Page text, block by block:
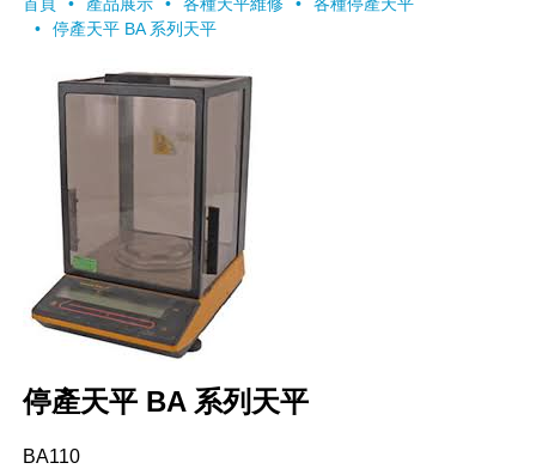
停產天平 BA 系列天平
停產天平 BA 系列天平
BA110